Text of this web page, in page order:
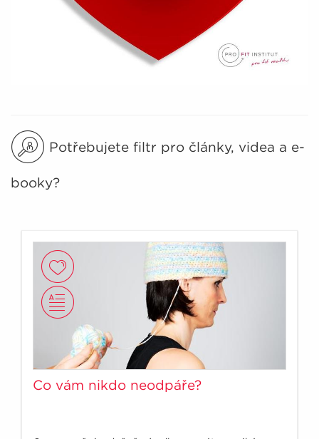
Potřebujete filtr pro články, videa a e-
booky?
Co vám nikdo neodpáře?